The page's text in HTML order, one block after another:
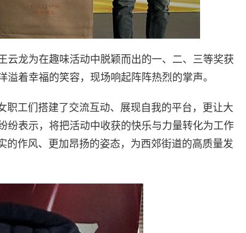
云龙为在趣味活动中脱颖而出的一、二、三等奖获
着幸福的笑容，现场响起阵阵热烈的掌声。
职工们搭建了交流互动、展现自我的平台，更让大
纷表示，将把活动中收获的快乐与力量转化为工作
的作风、更加昂扬的姿态，为西郊街道的高质量发